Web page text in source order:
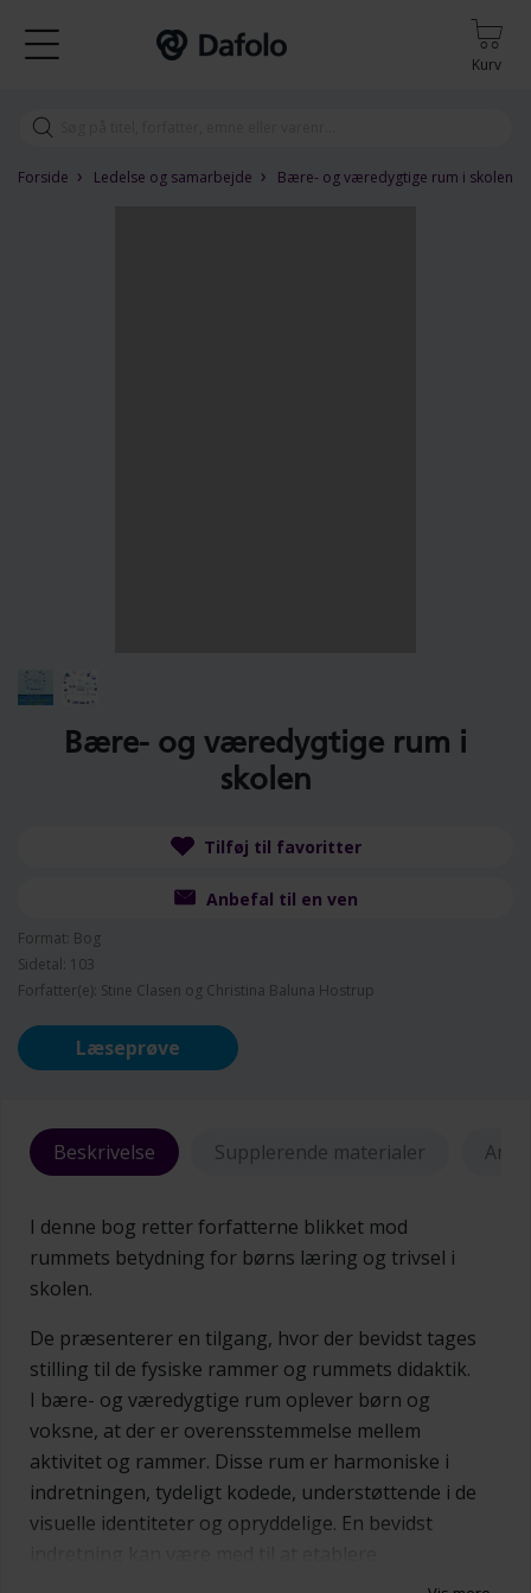
Kurv
Forside › Ledelse og samarbejde › Bære- og væredygtige rum i skolen
Bære- og væredygtige rum i
skolen
Tilføj til favoritter
Anbefal til en ven
Format: Bog
Sidetal: 103
Forfatter(e): Stine Clasen og Christina Baluna Hostrup
Læseprøve
Beskrivelse Supplerende materialer
I denne bog retter forfatterne blikket mod
rummets betydning for børns læring og trivsel i
skolen.
De præsenterer en tilgang, hvor der bevidst tages
stilling til de fysiske rammer og rummets didaktik.
I bære- og væredygtige rum oplever børn og
voksne, at der er overensstemmelse mellem
aktivitet og rammer. Disse rum er harmoniske i
indretningen, tydeligt kodede, understøttende i de
visuelle identiteter og opryddelige. En bevidst